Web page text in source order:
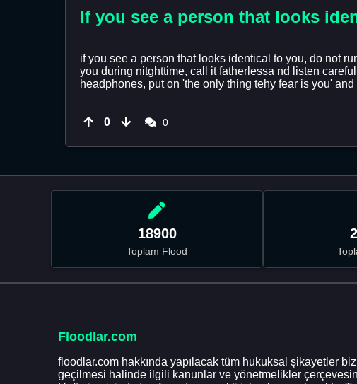
If you see a person that looks
if you see a person that looks identical to you, do not
you during nitghttime, call it fatherlessa nd listen
headphones, put on 'the only thing tehy fear is you'
0 0
18900
Toplam Flood
Floodlar.com
floodlar.com hakkında yapılacak tüm hukuksal şikayetler
geçilmesi halinde ilgili kanunlar ve yönetmelikler